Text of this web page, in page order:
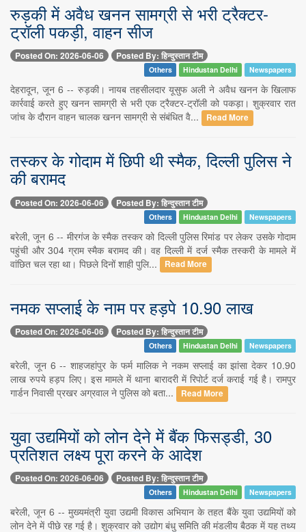
रुड़की में अवैध खनन सामग्री से भरी ट्रैक्टर-
ट्रॉली पकड़ी, वाहन सीज
Posted On: 2026-06-06 Posted By: हिन्दुस्तान टीम
Others Hindustan Delhi Newspapers
देहरादून, जून 6 -- रुड़की। नायब तहसीलदार यूसुफ अली ने अवैध खनन के खिलाफ
कार्रवाई करते हुए खनन सामग्री से भरी एक ट्रैक्टर-ट्रॉली को पकड़ा। शुक्रवार रात
जांच के दौरान वाहन चालक खनन सामग्री से संबंधित वै...
Read More
तस्कर के गोदाम में छिपी थी स्मैक, दिल्ली पुलिस ने
की बरामद
Posted On: 2026-06-06 Posted By: हिन्दुस्तान टीम
Others Hindustan Delhi Newspapers
बरेली, जून 6 -- मीरगंज के स्मैक तस्कर को दिल्ली पुलिस रिमांड पर लेकर उसके गोदाम
पहुंची और 304 ग्राम स्मैक बरामद की। वह दिल्ली में दर्ज स्मैक तस्करी के मामले में
वांछित चल रहा था। पिछले दिनों शाही पुलि...
Read More
नमक सप्लाई के नाम पर हड़पे 10.90 लाख
Posted On: 2026-06-06 Posted By: हिन्दुस्तान टीम
Others Hindustan Delhi Newspapers
बरेली, जून 6 -- शाहजहांपुर के फर्म मालिक ने नकम सप्लाई का झांसा देकर 10.90
लाख रुपये हड़प लिए। इस मामले में थाना बारादरी में रिपोर्ट दर्ज कराई गई है। रामपुर
गार्डन निवासी प्रखर अग्रवाल ने पुलिस को बता...
Read More
युवा उद्यमियों को लोन देने में बैंक फिसड्डी, 30
प्रतिशत लक्ष्य पूरा करने के आदेश
Posted On: 2026-06-06 Posted By: हिन्दुस्तान टीम
Others Hindustan Delhi Newspapers
बरेली, जून 6 -- मुख्यमंत्री युवा उद्यमी विकास अभियान के तहत बैंके युवा उद्यमियों को
लोन देने में पीछे रह गई है। शुक्रवार को उद्योग बंधु समिति की मंडलीय बैठक में यह तथ्य